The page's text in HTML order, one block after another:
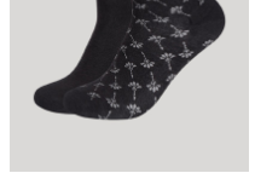
Strellson AG
Sonnenwiesenstrasse 21
8280 Kreuzlingen
Schweiz